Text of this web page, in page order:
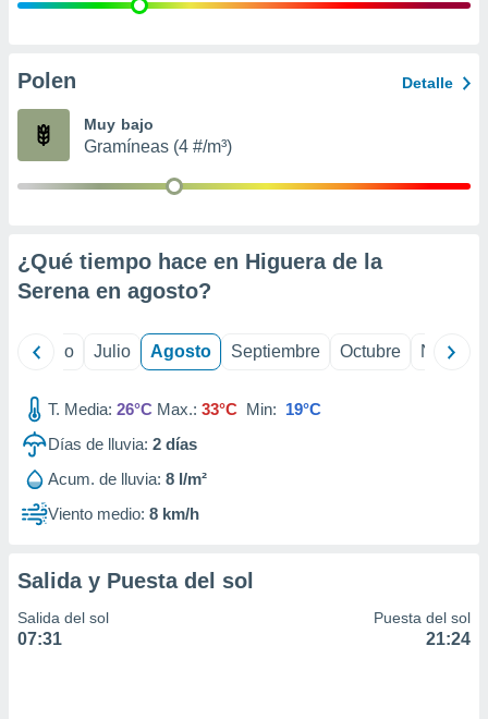
e
publicidad
Polen Detalle
Muy bajo
Gramíneas (4 #/m³)
¿Qué tiempo hace en Higuera de la
Serena en agosto?
Junio Julio Agosto Septiembre Octubre
T. Media: 26°C Max.: 33°C Min: 19°C
Días de lluvia: 2 días
Acum. de lluvia: 8 l/m²
Viento medio: 8 km/h
Salida y Puesta del sol
Salida del sol
07:31
Puesta del sol
21:24